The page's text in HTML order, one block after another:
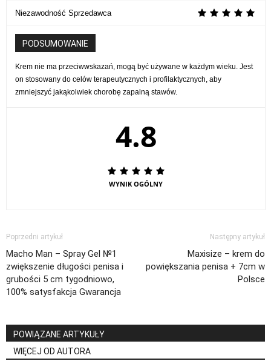
Niezawodność Sprzedawca
PODSUMOWANIE
Krem nie ma przeciwwskazań, mogą być używane w każdym wieku. Jest
on stosowany do celów terapeutycznych i profilaktycznych, aby
zmniejszyć jakąkolwiek chorobę zapalną stawów.
4.8
WYNIK OGÓLNY
Poprzedni artykuł
Macho Man – Spray Gel №1
zwiększenie długości penisa i
grubości 5 cm tygodniowo,
100% satysfakcja Gwarancja
Następny artykuł
Maxisize – krem ​​do
powiększania penisa + 7cm w
Polsce
POWIĄZANE ARTYKUŁY
WIĘCEJ OD AUTORA